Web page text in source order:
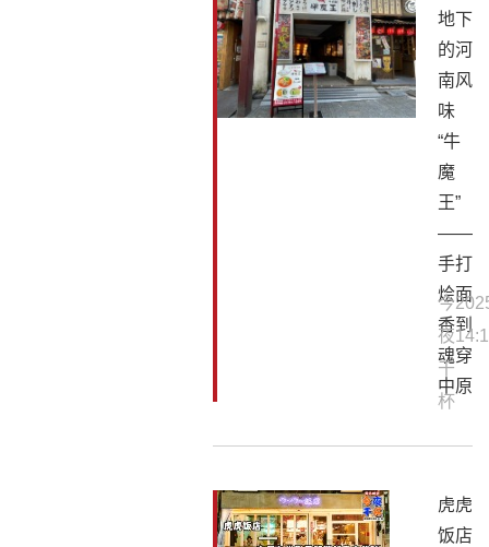
地下
的河
南风
味
“牛
魔
王”
——
手打
烩面
香到
魂穿
中原
今
夜
干
杯
虎虎
饭店